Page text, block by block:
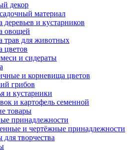
декор
материал
деревьев и кустарников
овощей
трав для животных
цветов
и сидераты
и корневища цветов
грибов
и кустарники
и картофель семенной
товары
принадлежности
и чертёжные принадлежности
для творчества